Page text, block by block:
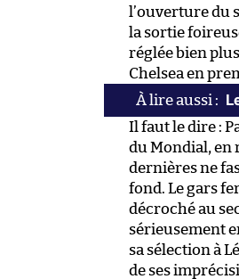
l’ouverture du
la sortie
réglée bien
Chelsea en
Il faut le dire :
du Mondial, en
dernières ne
fond. Le gars
décroché au
sérieusement
sa sélection à
de ses